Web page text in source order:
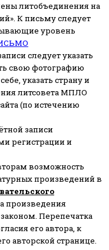
литобъединения на
К письму следует
уровень
следует указать
свою фотографию
указать страну и
литсовета МПЛО
(по истечению
записи
регистрации и
возможность
произведений в
произведения
Перепечатка
его автора, к
авторской странице.